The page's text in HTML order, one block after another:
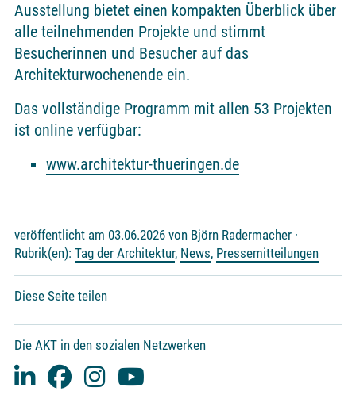
Ausstellung bietet einen kompakten Überblick über
alle teilnehmenden Projekte und stimmt
Besucherinnen und Besucher auf das
Architekturwochenende ein.
Das vollständige Programm mit allen 53 Projekten
ist online verfügbar:
www.architektur-thueringen.de
veröffentlicht am 03.06.2026 von Björn Radermacher ·
Rubrik(en): Tag der Architektur, News, Pressemitteilungen
Diese Seite teilen
Die AKT in den sozialen Netzwerken